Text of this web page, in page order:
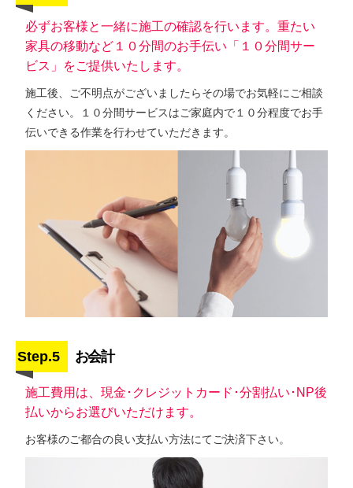
必ずお客様と一緒に施工の確認を行います。重たい
家具の移動など１０分間のお手伝い「１０分間サー
ビス」をご提供いたします。
施工後、ご不明点がございましたらその場でお気軽にご相談
ください。１０分間サービスはご家庭内で１０分程度でお手
伝いできる作業を行わせていただきます。
Step.5 お会計
施工費用は、現金･クレジットカード･分割払い･NP後
払いからお選びいただけます。
お客様のご都合の良い支払い方法にてご決済下さい。